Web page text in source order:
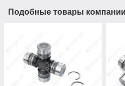
Подобные товары компании